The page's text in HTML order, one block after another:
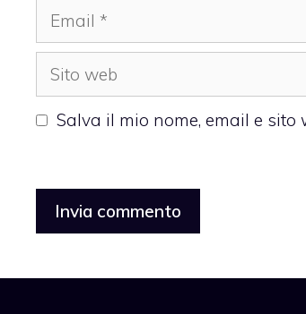
Email
Sito
web
Salva il mio nome, email e